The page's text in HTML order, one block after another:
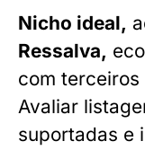
Nicho ideal,
Ressalva,
com terceiros
Avaliar
suportadas e